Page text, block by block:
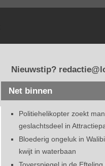
Nieuwstip?
Net binnen
Politiehelikopter zoekt
geslachtsdeel in
Bloederig ongeluk in
kwijt in waterbaan